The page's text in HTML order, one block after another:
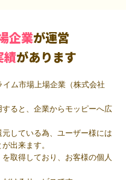
企業が運営
績があります
ム市場上場企業（株式会社
ると、企業からモッピーへ広
している為、ユーザー様には
出来ます。
取得しており、お客様の個人